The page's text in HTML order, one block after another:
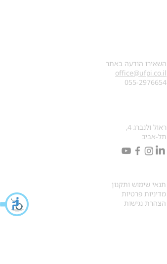
השאירו הודעה באתר
office@ufpi.co.il
​055-2976654
ראול ולנברג 4,
תל-אביב
תנאי שימוש ותקנון
מדיניות פרטיות
הצהרת נגישות